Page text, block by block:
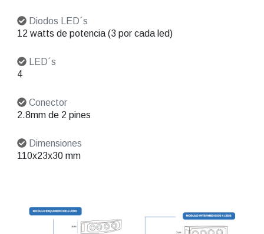
Diodos LED´s
12 watts de potencia (3 por cada led)
LED´s
4
Conector
2.8mm de 2 pines
Dimensiones
110x23x30 mm